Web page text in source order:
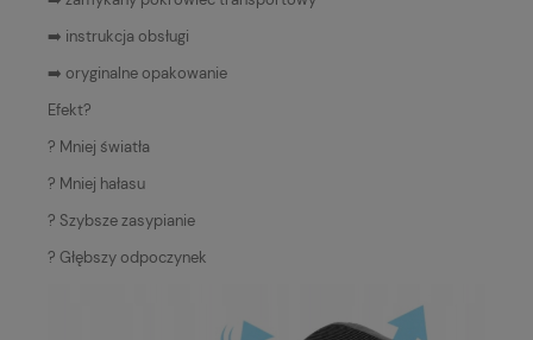
➡️ instrukcja obsługi
➡️ oryginalne opakowanie
Efekt?
? Mniej światła
? Mniej hałasu
? Szybsze zasypianie
? Głębszy odpoczynek